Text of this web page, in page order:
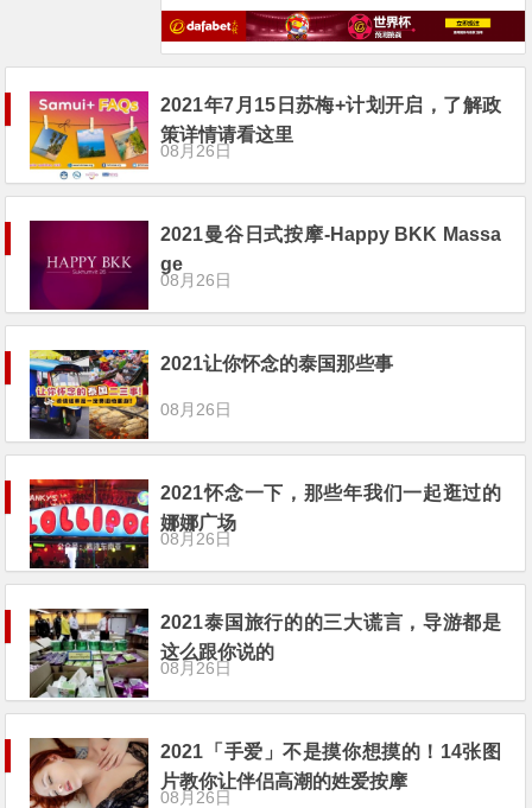
2021年7月15日苏梅+计划开启，了解政
策详情请看这里
08月26日
2021曼谷日式按摩-Happy BKK Massa
ge
08月26日
2021让你怀念的泰国那些事
08月26日
2021怀念一下，那些年我们一起逛过的
娜娜广场
08月26日
2021泰国旅行的的三大谎言，导游都是
这么跟你说的
08月26日
2021「手爱」不是摸你想摸的！14张图
片教你让伴侣高潮的姓爱按摩
08月26日